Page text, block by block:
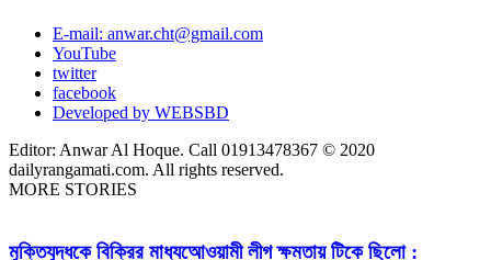
E-mail: anwar.cht@gmail.com
YouTube
twitter
facebook
Developed by WEBSBD
Editor: Anwar Al Hoque. Call 01913478367 © 2020
dailyrangamati.com. All rights reserved.
MORE STORIES
মুক্তিযুদ্ধকে বিক্রির মাধ্যআেওয়ামী লীগ ক্ষমতায় টিকে ছিলো :